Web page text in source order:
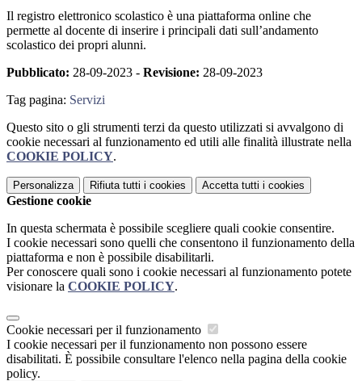
Il registro elettronico scolastico è una piattaforma online che
permette al docente di inserire i principali dati sull’andamento
scolastico dei propri alunni.
Pubblicato: 28-09-2023 - Revisione: 28-09-2023
Tag pagina: Servizi
Questo sito o gli strumenti terzi da questo utilizzati si avvalgono di
cookie necessari al funzionamento ed utili alle finalità illustrate nella
COOKIE POLICY.
Personalizza Rifiuta tutti i cookies Accetta tutti i cookies
Gestione cookie
In questa schermata è possibile scegliere quali cookie consentire.
I cookie necessari sono quelli che consentono il funzionamento della
piattaforma e non è possibile disabilitarli.
Per conoscere quali sono i cookie necessari al funzionamento potete
visionare la COOKIE POLICY.
Cookie necessari per il funzionamento
I cookie necessari per il funzionamento non possono essere
disabilitati. È possibile consultare l'elenco nella pagina della cookie
policy.